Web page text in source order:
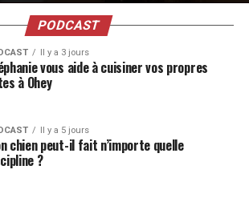
PODCAST
Il y a 3 jours
vous aide à cuisiner vos propres
à Ohey
Il y a 5 jours
chien peut-il fait n’importe quelle
?